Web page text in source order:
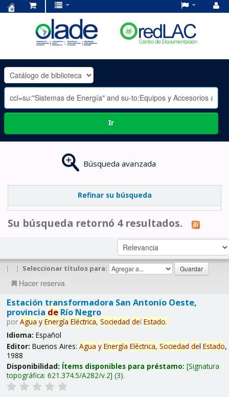
OLADE
-
Ir
Búsqueda avanzada
Refinar su búsqueda
Su búsqueda retornó 4 resultados.
| | Seleccionar títulos para:
Hacer reserva
Estación transformadora San Antonio Oeste,
provincia deRío Negro
por Agua y Energía Eléctrica, Sociedad del Estado.
Idioma: Español
Editor: Buenos Aires: Agua y Energía Eléctrica, Sociedad del Estado,
1988
Disponibilidad: Ítems disponibles para préstamo: Signatura
topográfica: 621.374.5/A282/v.2 (3).